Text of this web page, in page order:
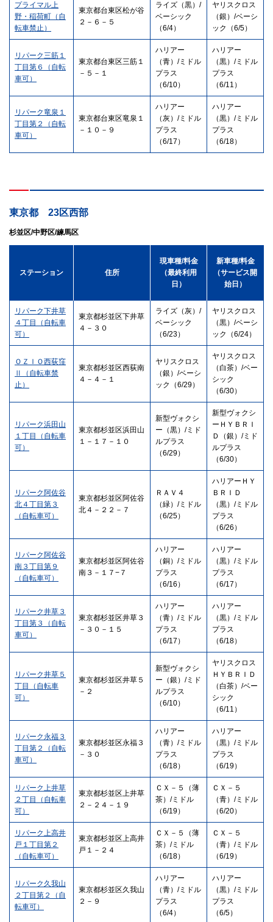
プライマル上
野・稲荷町（自
転車禁止）
東京都台東区松が谷
２－６－５
ライズ（黒）/
ベーシック
（6/4）
ヤリスクロス
（銀）/ベーシ
ック（6/5）
リパーク三筋１
丁目第６（自転
車可）
東京都台東区三筋１
－５－１
ハリアー
（青）/ミドル
プラス
（6/10）
ハリアー
（黒）/ミドル
プラス
（6/11）
リパーク竜泉１
丁目第２（自転
車可）
東京都台東区竜泉１
－１０－９
ハリアー
（灰）/ミドル
プラス
（6/17）
ハリアー
（黒）/ミドル
プラス
（6/18）
東京都 23区西部
杉並区/中野区/練馬区
ステーション 住所
現車種/料金
（最終利用
日）
新車種/料金
（サービス開
始日）
リパーク下井草
４丁目（自転車
可）
東京都杉並区下井草
４－３０
ライズ（灰）/
ベーシック
（6/23）
ヤリスクロス
（黒）/ベーシ
ック（6/24）
ＯＺＩＯ西荻窪
Ⅱ（自転車禁
止）
東京都杉並区西荻南
４－４－１
ヤリスクロス
（銀）/ベーシ
ック（6/29）
ヤリスクロス
（白茶）/ベー
シック
（6/30）
リパーク浜田山
１丁目（自転車
可）
東京都杉並区浜田山
１－１７－１０
新型ヴォクシ
ー（黒）/ミド
ルプラス
（6/29）
新型ヴォクシ
ーＨＹＢＲＩ
Ｄ（銀）/ミド
ルプラス
（6/30）
リパーク阿佐谷
北４丁目第３
（自転車可）
東京都杉並区阿佐谷
北４－２２－７
ＲＡＶ４
（緑）/ミドル
（6/25）
ハリアーＨＹ
ＢＲＩＤ
（黒）/ミドル
プラス
（6/26）
リパーク阿佐谷
南３丁目第９
（自転車可）
東京都杉並区阿佐谷
南３－１７−７
ハリアー
（銅）/ミドル
プラス
（6/16）
ハリアー
（黒）/ミドル
プラス
（6/17）
リパーク井草３
丁目第３（自転
車可）
東京都杉並区井草３
－３０－１５
ハリアー
（青）/ミドル
プラス
（6/17）
ハリアー
（黒）/ミドル
プラス
（6/18）
リパーク井草５
丁目（自転車
可）
東京都杉並区井草５
－２
新型ヴォクシ
ー（銀）/ミド
ルプラス
（6/10）
ヤリスクロス
ＨＹＢＲＩＤ
（白茶）/ベー
シック
（6/11）
リパーク永福３
丁目第２（自転
車可）
東京都杉並区永福３
－３０
ハリアー
（青）/ミドル
プラス
（6/18）
ハリアー
（黒）/ミドル
プラス
（6/19）
リパーク上井草
２丁目（自転車
可）
東京都杉並区上井草
２－２４－１９
ＣＸ－５（薄
茶）/ミドル
（6/19）
ＣＸ－５
（青）/ミドル
（6/20）
リパーク上高井
戸１丁目第２
（自転車可）
東京都杉並区上高井
戸１－２４
ＣＸ－５（薄
茶）/ミドル
（6/18）
ＣＸ－５
（青）/ミドル
（6/19）
リパーク久我山
２丁目第２（自
転車可）
東京都杉並区久我山
２－９
ハリアー
（青）/ミドル
プラス
（6/4）
ハリアー
（黒）/ミドル
プラス
（6/5）